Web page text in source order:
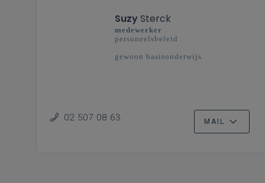
SuzySterck
medewerker
personeelsbeleid
gewoon basisonderwijs
02 507 08 63 MAIL